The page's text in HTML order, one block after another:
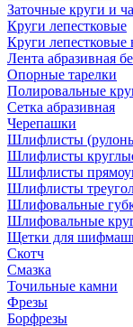
Заточные круги и
Круги лепестковые
Круги лепестковые
Лента абразивная
Опорные тарелки
Полировальные
Сетка абразивная
Черепашки
Шлифлисты
Шлифлисты
Шлифлисты
Шлифлисты
Шлифовальные
Шлифовальные
Щетки для
Скотч
Смазка
Точильные камни
Фрезы
Борфрезы